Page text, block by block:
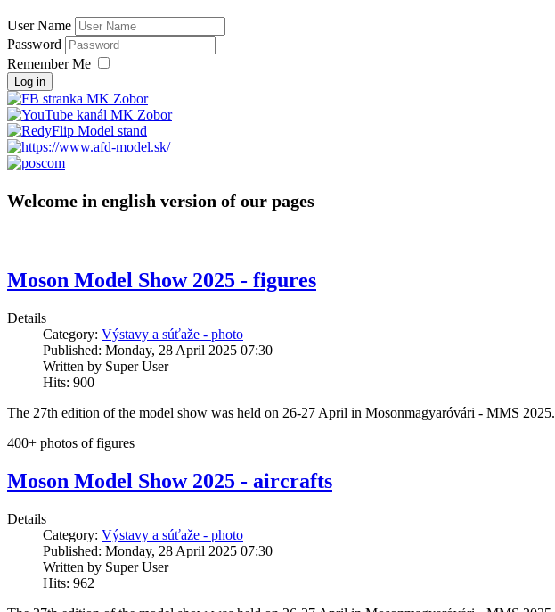
User Name
Password
Remember Me
Log in
Welcome in english version of our pages
Moson Model Show 2025 - figures
Details
Category: Výstavy a súťaže - photo
Published: Monday, 28 April 2025 07:30
Written by Super User
Hits: 900
The 27th edition of the model show was held on 26-27 April in Mosonmagyaróvári - MMS 2025.
400+ photos of figures
Moson Model Show 2025 - aircrafts
Details
Category: Výstavy a súťaže - photo
Published: Monday, 28 April 2025 07:30
Written by Super User
Hits: 962